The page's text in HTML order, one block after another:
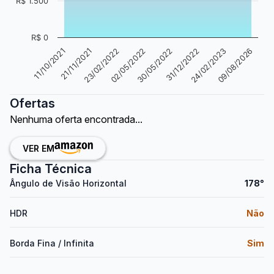
11/10/202121/11/202123/02/202202/05/202230/05/202231/12/202224/02/202309/08/2026
R$ 0
Ofertas
Nenhuma oferta encontrada...
VER EM
Ficha Técnica
Ângulo de Visão Horizontal 178°
HDR Não
Borda Fina / Infinita Sim